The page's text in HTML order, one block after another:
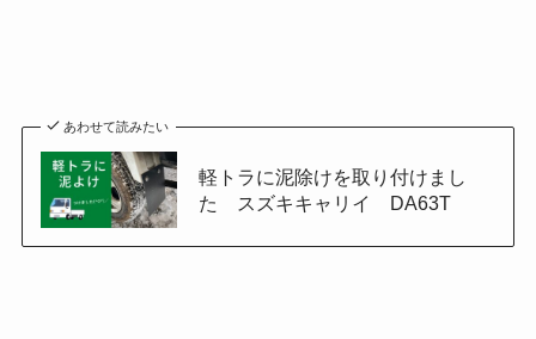
あわせて読みたい
軽トラに泥除けを取り付けまし
た スズキキャリイ DA63T